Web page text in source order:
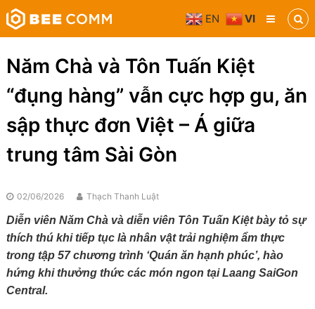
Skip
to
content
Bee
Comm
thông
phương
tiện
Năm Chà và Tôn Tuấn Kiệt
“đụng hàng” vẫn cực hợp gu, ăn
sập thực đơn Việt – Á giữa
trung tâm Sài Gòn
02/06/2026 Thạch Thanh Luật
Diễn viên Năm Chà và diễn viên Tôn Tuấn Kiệt bày tỏ sự
thích thú khi tiếp tục là nhân vật trải nghiệm ẩm thực
trong tập 57 chương trình ‘Quán ăn hạnh phúc’, hào
hứng khi thưởng thức các món ngon tại Laang SaiGon
Central.
EN VI